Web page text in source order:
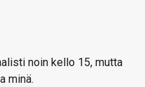
noin kello 15, mutta
minä.